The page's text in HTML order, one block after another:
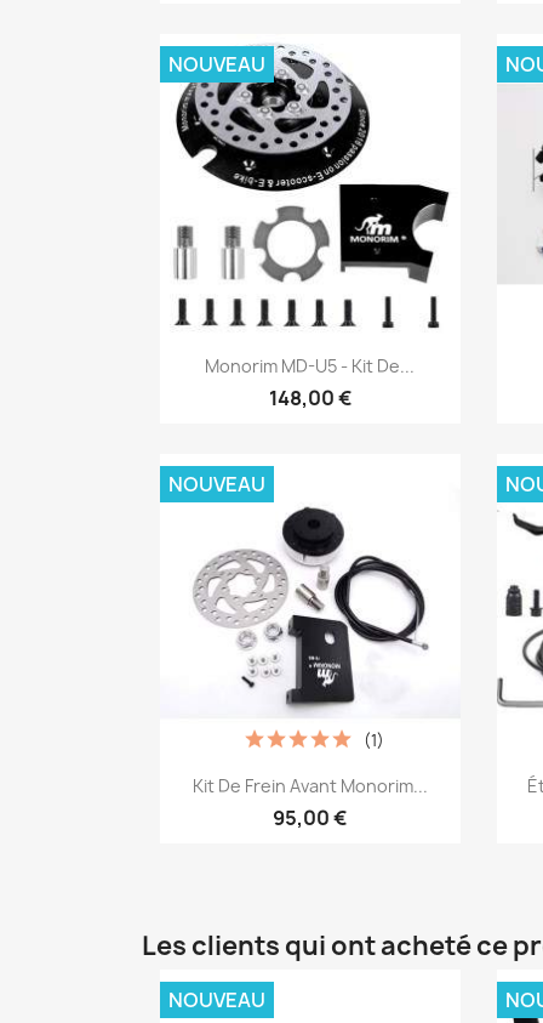
Aperçu rapide
Monorim MD-U5 - Kit De...
148,00 €
NOUVEAU
Aperçu rapide
Kit De Frein Avant Monorim...
95,00 €
(1)
NOUVEAU
Les clients qui ont acheté ce
NOUVEAU